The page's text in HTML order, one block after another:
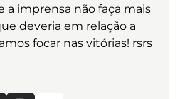
a imprensa não faça mais
deveria em relação a
focar nas vitórias! rsrs